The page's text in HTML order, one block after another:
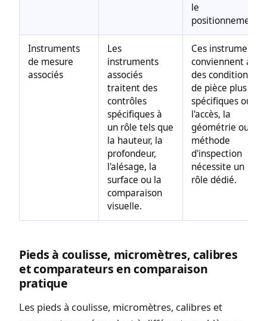
le
positionnement.
Instruments
de mesure
associés
Les
instruments
associés
traitent des
contrôles
spécifiques à
un rôle tels que
la hauteur, la
profondeur,
l'alésage, la
surface ou la
comparaison
visuelle.
Ces instruments
conviennent à
des conditions
de pièce plus
spécifiques où
l'accès, la
géométrie ou la
méthode
d'inspection
nécessite un
rôle dédié.
Pieds à coulisse, micromètres, calibres
et comparateurs en comparaison
pratique
Les pieds à coulisse, micromètres, calibres et